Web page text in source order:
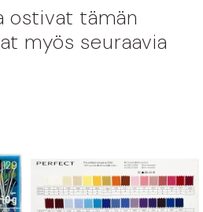
ostivat tämän
myös seuraavia